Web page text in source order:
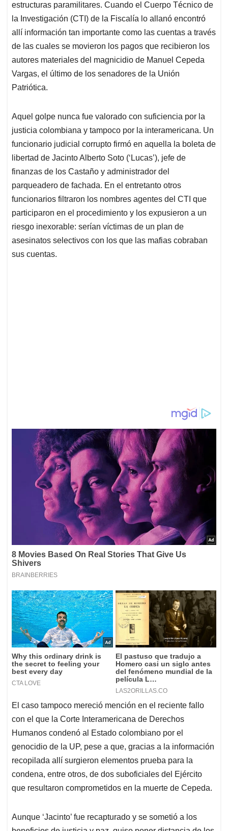
estructuras paramilitares. Cuando el Cuerpo Técnico de
la Investigación (CTI) de la Fiscalía lo allanó encontró
allí información tan importante como las cuentas a través
de las cuales se movieron los pagos que recibieron los
autores materiales del magnicidio de Manuel Cepeda
Vargas, el último de los senadores de la Unión
Patriótica.
Aquel golpe nunca fue valorado con suficiencia por la
justicia colombiana y tampoco por la interamericana. Un
funcionario judicial corrupto firmó en aquella la boleta de
libertad de Jacinto Alberto Soto (‘Lucas’), jefe de
finanzas de los Castaño y administrador del
parqueadero de fachada. En el entretanto otros
funcionarios filtraron los nombres agentes del CTI que
participaron en el procedimiento y los expusieron a un
riesgo inexorable: serían víctimas de un plan de
asesinatos selectivos con los que las mafias cobraban
sus cuentas.
El caso tampoco mereció mención en el reciente fallo
con el que la Corte Interamericana de Derechos
Humanos condenó al Estado colombiano por el
genocidio de la UP, pese a que, gracias a la información
recopilada allí surgieron elementos prueba para la
condena, entre otros, de dos suboficiales del Ejército
que resultaron comprometidos en la muerte de Cepeda.
Aunque ‘Jacinto’ fue recapturado y se sometió a los